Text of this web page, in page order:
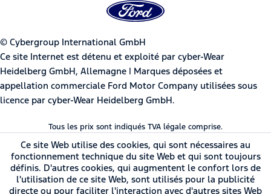
© Cybergroup International GmbH
Ce site Internet est détenu et exploité par cyber-Wear
Heidelberg GmbH, Allemagne | Marques déposées et
appellation commerciale Ford Motor Company utilisées sous
licence par cyber-Wear Heidelberg GmbH.
Tous les prix sont indiqués TVA légale comprise.
Ce site Web utilise des cookies, qui sont nécessaires au
fonctionnement technique du site Web et qui sont toujours
définis. D'autres cookies, qui augmentent le confort lors de
l'utilisation de ce site Web, sont utilisés pour la publicité
directe ou pour faciliter l'interaction avec d'autres sites Web